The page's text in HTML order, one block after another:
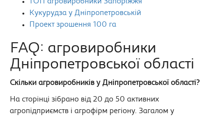
ТОП агровиробники Запоріжжя
Кукурудза у Дніпропетровській
Проект зрошення 100 га
FAQ: агровиробники
Дніпропетровської області
Скільки агровиробників у Дніпропетровської області?
На сторінці зібрано від 20 до 50 активних
агропідприємств і агрофірм регіону. Загалом у